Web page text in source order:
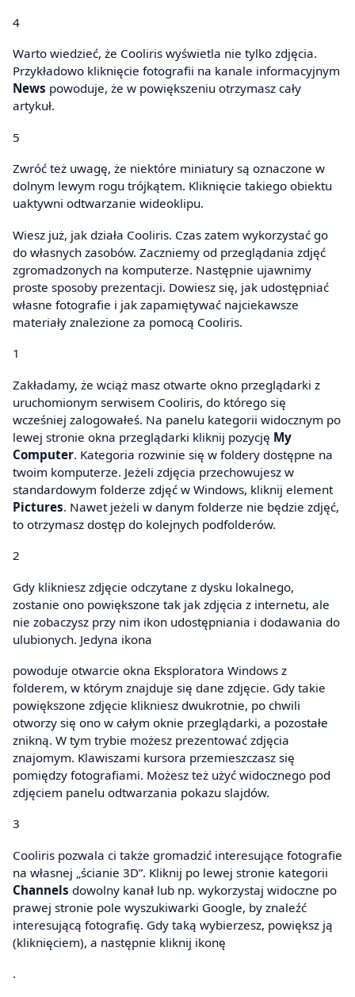
4
Warto wiedzieć, że Cooliris wyświetla nie tylko zdjęcia.
Przykładowo kliknięcie fotografii na kanale informacyjnym
News powoduje, że w powiększeniu otrzymasz cały
artykuł.
5
Zwróć też uwagę, że niektóre miniatury są oznaczone w
dolnym lewym rogu trójkątem. Kliknięcie takiego obiektu
uaktywni odtwarzanie wideoklipu.
Wiesz już, jak działa Cooliris. Czas zatem wykorzystać go
do własnych zasobów. Zaczniemy od przeglądania zdjęć
zgromadzonych na komputerze. Następnie ujawnimy
proste sposoby prezentacji. Dowiesz się, jak udostępniać
własne fotografie i jak zapamiętywać najciekawsze
materiały znalezione za pomocą Cooliris.
1
Zakładamy, że wciąż masz otwarte okno przeglądarki z
uruchomionym serwisem Cooliris, do którego się
wcześniej zalogowałeś. Na panelu kategorii widocznym po
lewej stronie okna przeglądarki kliknij pozycję My
Computer. Kategoria rozwinie się w foldery dostępne na
twoim komputerze. Jeżeli zdjęcia przechowujesz w
standardowym folderze zdjęć w Windows, kliknij element
Pictures. Nawet jeżeli w danym folderze nie będzie zdjęć,
to otrzymasz dostęp do kolejnych podfolderów.
2
Gdy klikniesz zdjęcie odczytane z dysku lokalnego,
zostanie ono powiększone tak jak zdjęcia z internetu, ale
nie zobaczysz przy nim ikon udostępniania i dodawania do
ulubionych. Jedyna ikona
powoduje otwarcie okna Eksploratora Windows z
folderem, w którym znajduje się dane zdjęcie. Gdy takie
powiększone zdjęcie klikniesz dwukrotnie, po chwili
otworzy się ono w całym oknie przeglądarki, a pozostałe
znikną. W tym trybie możesz prezentować zdjęcia
znajomym. Klawiszami kursora przemieszczasz się
pomiędzy fotografiami. Możesz też użyć widocznego pod
zdjęciem panelu odtwarzania pokazu slajdów.
3
Cooliris pozwala ci także gromadzić interesujące fotografie
na własnej „ścianie 3D”. Kliknij po lewej stronie kategorii
Channels dowolny kanał lub np. wykorzystaj widoczne po
prawej stronie pole wyszukiwarki Google, by znaleźć
interesującą fotografię. Gdy taką wybierzesz, powiększ ją
(kliknięciem), a następnie kliknij ikonę
.